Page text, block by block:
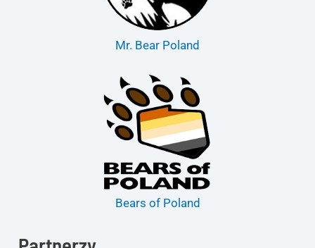
Mr. Bear Poland
Bears of Poland